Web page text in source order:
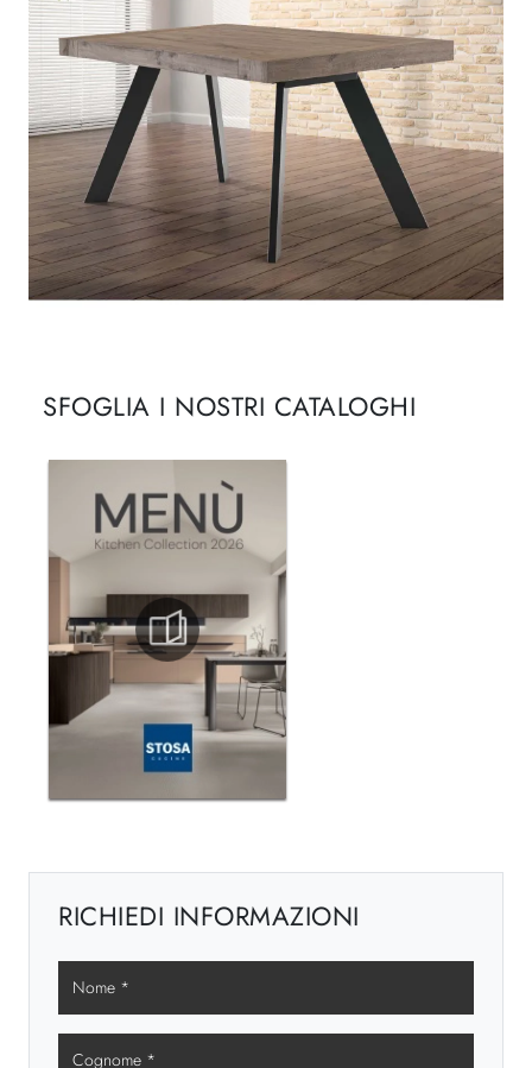
SFOGLIA I NOSTRI CATALOGHI
RICHIEDI INFORMAZIONI